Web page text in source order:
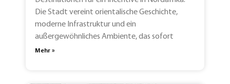
Die Stadt vereint orientalische Geschichte,
moderne Infrastruktur und ein
außergewöhnliches Ambiente, das sofort
Mehr »